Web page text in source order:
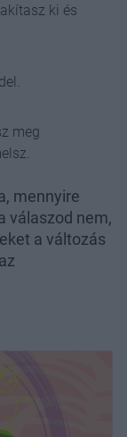
ki és
meg
mennyire
válaszod nem,
a változás